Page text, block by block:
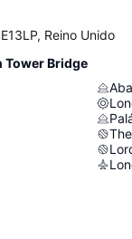
Reino Unido
Tower Bridge